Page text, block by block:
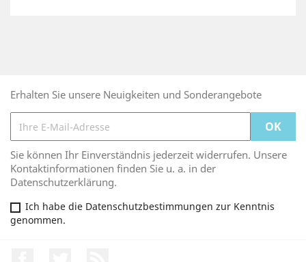
Erhalten Sie unsere Neuigkeiten und Sonderangebote
Sie können Ihr Einverständnis jederzeit widerrufen. Unsere
Kontaktinformationen finden Sie u. a. in der
Datenschutzerklärung.
Ich habe die Datenschutzbestimmungen zur Kenntnis
genommen.